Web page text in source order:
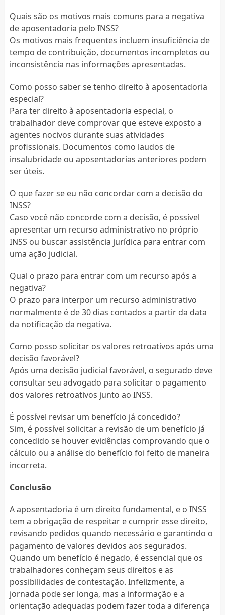
Quais são os motivos mais comuns para a negativa
de aposentadoria pelo INSS?
Os motivos mais frequentes incluem insuficiência de
tempo de contribuição, documentos incompletos ou
inconsistência nas informações apresentadas.
Como posso saber se tenho direito à aposentadoria
especial?
Para ter direito à aposentadoria especial, o
trabalhador deve comprovar que esteve exposto a
agentes nocivos durante suas atividades
profissionais. Documentos como laudos de
insalubridade ou aposentadorias anteriores podem
ser úteis.
O que fazer se eu não concordar com a decisão do
INSS?
Caso você não concorde com a decisão, é possível
apresentar um recurso administrativo no próprio
INSS ou buscar assistência jurídica para entrar com
uma ação judicial.
Qual o prazo para entrar com um recurso após a
negativa?
O prazo para interpor um recurso administrativo
normalmente é de 30 dias contados a partir da data
da notificação da negativa.
Como posso solicitar os valores retroativos após uma
decisão favorável?
Após uma decisão judicial favorável, o segurado deve
consultar seu advogado para solicitar o pagamento
dos valores retroativos junto ao INSS.
É possível revisar um benefício já concedido?
Sim, é possível solicitar a revisão de um benefício já
concedido se houver evidências comprovando que o
cálculo ou a análise do benefício foi feito de maneira
incorreta.
Conclusão
A aposentadoria é um direito fundamental, e o INSS
tem a obrigação de respeitar e cumprir esse direito,
revisando pedidos quando necessário e garantindo o
pagamento de valores devidos aos segurados.
Quando um benefício é negado, é essencial que os
trabalhadores conheçam seus direitos e as
possibilidades de contestação. Infelizmente, a
jornada pode ser longa, mas a informação e a
orientação adequadas podem fazer toda a diferença